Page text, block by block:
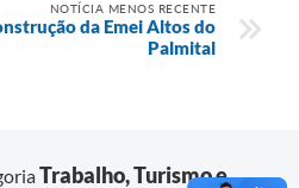
NOTÍCIA MENOS RECENTE
da Emei Altos do
Palmital
Trabalho, Turismo e